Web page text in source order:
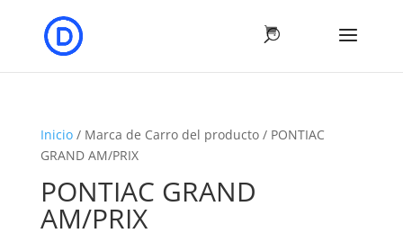
Inicio/ Marca de Carro del producto / PONTIAC
GRAND AM/PRIX
PONTIAC GRAND
AM/PRIX